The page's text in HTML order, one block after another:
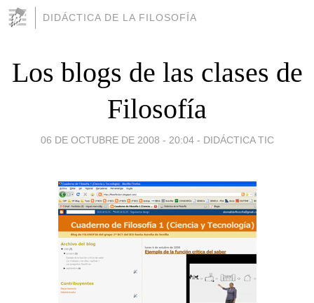
DIDÁCTICA DE LA FILOSOFÍA
Los blogs de las clases de
Filosofía
06 DE OCTUBRE DE 2008 - 20:04 - DIDÁCTICA TIC